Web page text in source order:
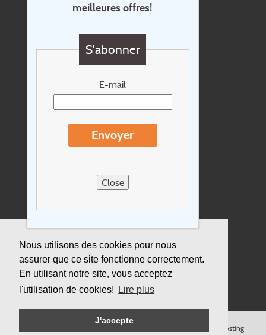
Nous utilisons des cookies pour nous
assurer que ce site fonctionne correctement.
En utilisant notre site, vous acceptez
l'utilisation de cookies!
Lire plus
J'accepte
meilleures offres!
S'abonner
E-mail
Envoyer
Close
Contact
Questions?
Newsletter
Conditions de voyage
Sitemap
Assurance
, 2000- Cloud hosting